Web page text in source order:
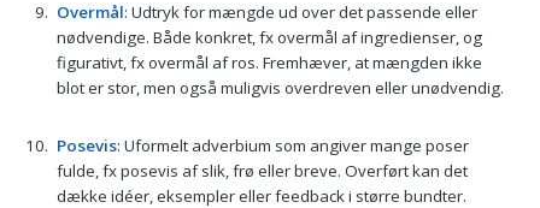
Overmål: Udtryk for mængde ud over det passende eller
nødvendige. Både konkret, fx overmål af ingredienser, og
figurativt, fx overmål af ros. Fremhæver, at mængden ikke
blot er stor, men også muligvis overdreven eller unødvendig.
Posevis: Uformelt adverbium som angiver mange poser
fulde, fx posevis af slik, frø eller breve. Overført kan det
dække idéer, eksempler eller feedback i større bundter.